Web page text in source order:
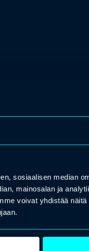
sosiaalisen median
mainosalan ja
voivat yhdistää